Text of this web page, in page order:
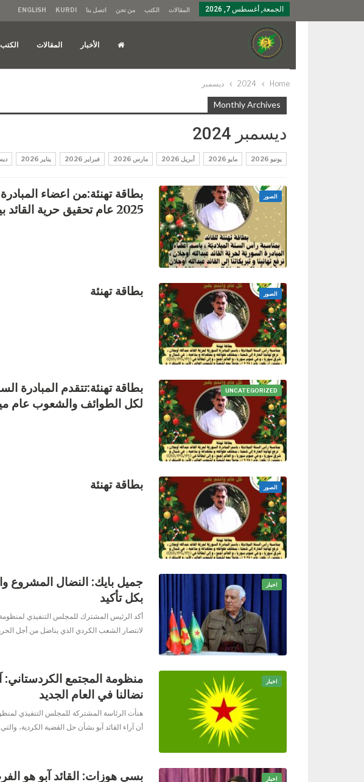
الجمعة, أغسطس 7, 2026 المقالات الكتب من نحن اتصل بنا KURDI
ENGLISH
الأخبار المقالات الكتب
Home
2024 ديسمبر
Monthly Archives
ديسمبر 2024
يونيو 2026 مايو 2026 أبريل 2026 مارس 2026 فبراير 2026 يناير 2026
الصور
بطاقة تهنئة:من اعضاء
2025 عام تحقيق حرية القائد بين شعب…
الصور بطاقة تهنئة
UNCATEGORIZED
بطاقة تهنئة:تتقدم المبادرة
لكل الطوائف والشعوب عام
الصور بطاقة تهنئة
اخبار
جميل بايك: النضال المشروع
بكل تأكيد
لانتصار الشعب الكردي الذي يناضل من أجل
اخبار
منظومة المجتمع الكردستاني:
نضالنا في العام الجديد
هنأت الرئاسة المشتركة للمجلس التنفيذي
أن آراء القائد آبو بشأن حل القضية الكردية، والتي
اخبار بسي هوزات: القائد آبو هو